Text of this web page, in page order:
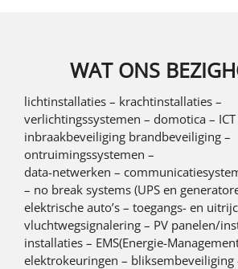
WAT ONS
lichtinstallaties – krachtinstallaties –
verlichtingssystemen – domotica –
inbraakbeveiliging brandbeveiliging –
ontruimingssystemen –
data-netwerken –
– no break systems (UPS en
elektrische auto’s – toegangs- en
vluchtwegsignalering – PV panelen/
installaties – EMS(Energie-
elektrokeuringen – bliksembeveiliging